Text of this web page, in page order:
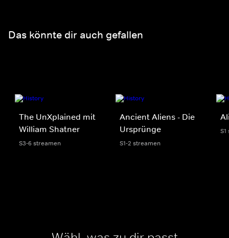
Das könnte dir auch gefallen
The UnXplained mit
William Shatner
S3-6 streamen
Ancient Aliens - Die
Ursprünge
S1-2 streamen